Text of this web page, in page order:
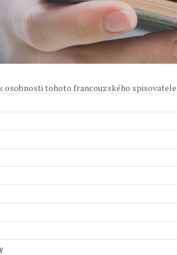
osobnosti tohoto francouzského spisovatele.